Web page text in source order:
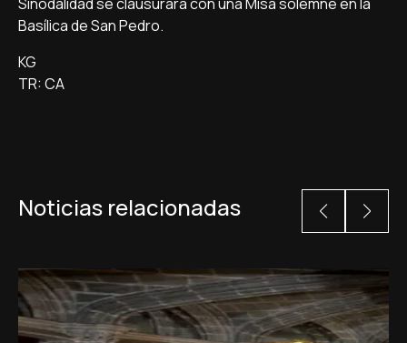
Basílica de San Pedro.
KG
TR: CA
Noticias relacionadas